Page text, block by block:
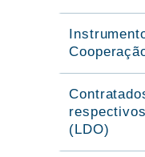
(LDO)